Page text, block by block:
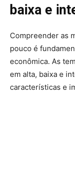
baixa e
Compreender as
pouco é
econômica. As
em alta, baixa e
características e